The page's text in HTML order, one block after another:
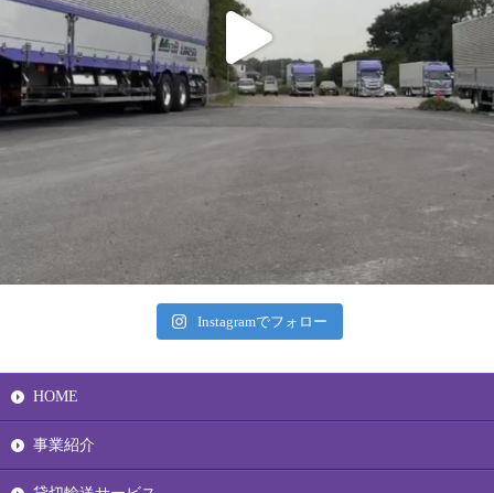
Instagramでフォロー
HOME
事業紹介